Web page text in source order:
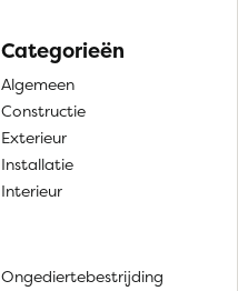
Categorieën
Algemeen
Constructie
Exterieur
Installatie
Interieur
Ongediertebestrijding